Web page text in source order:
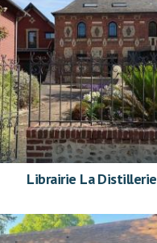
Librairie La Distillerie